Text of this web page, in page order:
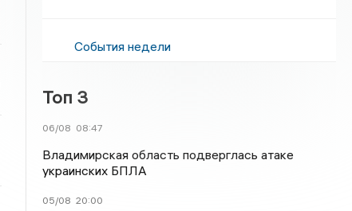
События недели
Топ 3
06/08 08:47
Владимирская область подверглась атаке
украинских БПЛА
05/08 20:00